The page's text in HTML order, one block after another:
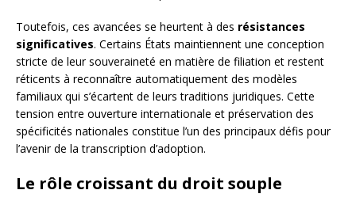
Toutefois, ces avancées se heurtent à des résistances
significatives. Certains États maintiennent une conception
stricte de leur souveraineté en matière de filiation et restent
réticents à reconnaître automatiquement des modèles
familiaux qui s’écartent de leurs traditions juridiques. Cette
tension entre ouverture internationale et préservation des
spécificités nationales constitue l’un des principaux défis pour
l’avenir de la transcription d’adoption.
Le rôle croissant du droit souple